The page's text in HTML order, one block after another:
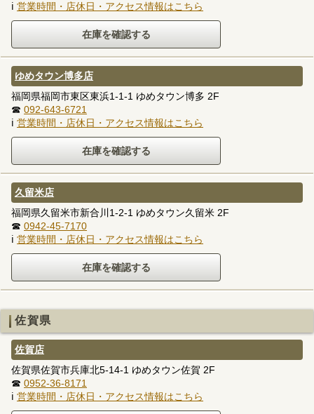
ℹ 営業時間・店休日・アクセス情報はこちら
ゆめタウン博多店
福岡県福岡市東区東浜1-1-1 ゆめタウン博多 2F
☎ 092-643-6721
ℹ 営業時間・店休日・アクセス情報はこちら
久留米店
福岡県久留米市新合川1-2-1 ゆめタウン久留米 2F
☎ 0942-45-7170
ℹ 営業時間・店休日・アクセス情報はこちら
佐賀県
佐賀店
佐賀県佐賀市兵庫北5-14-1 ゆめタウン佐賀 2F
☎ 0952-36-8171
ℹ 営業時間・店休日・アクセス情報はこちら